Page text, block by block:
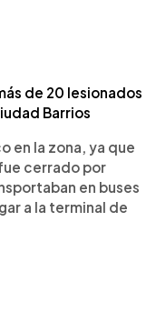
de 20 lesionados
Barrios
en la zona, ya que
cerrado por
en buses
a la terminal de